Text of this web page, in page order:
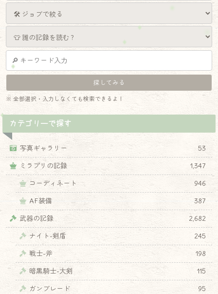
※ 全部選択・入力しなくても検索できるよ！
カテゴリーで探す
写真ギャラリー
53
ミラプリの記録
1,347
コーディネート
946
AF装備
387
武器の記録
2,682
ナイト-剣盾
245
戦士-斧
198
暗黒騎士-大剣
115
ガンブレード
95